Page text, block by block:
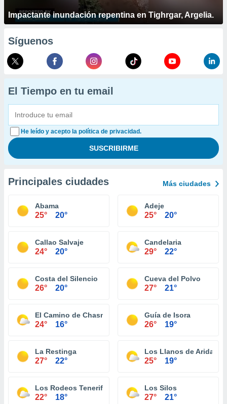
Impactante inundación repentina en Tighrgar, Argelia.
Síguenos
El Tiempo en tu email
He leído y acepto la política de privacidad.
Principales ciudades Más ciudades
Abama
25° 20°
Adeje
25° 20°
Callao Salvaje
24° 20°
Candelaria
29° 22°
Costa del Silencio
26° 20°
Cueva del Polvo
27° 21°
El Camino de Chasna
24° 16°
Guía de Isora
26° 19°
La Restinga
27° 22°
Los Llanos de Aridane
25° 19°
Los Rodeos Tenerife
22° 18°
Los Silos
27° 21°